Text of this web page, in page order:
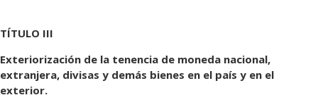
TÍTULO III
Exteriorización de la tenencia de moneda nacional,
extranjera, divisas y demás bienes en el país y en el
exterior.